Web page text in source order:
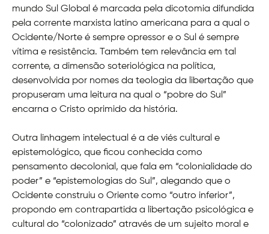
mundo Sul Global é marcada pela dicotomia difundida
pela corrente marxista latino americana para a qual o
Ocidente/Norte é sempre opressor e o Sul é sempre
vítima e resistência. Também tem relevância em tal
corrente, a dimensão soteriológica na política,
desenvolvida por nomes da teologia da libertação que
propuseram uma leitura na qual o “pobre do Sul”
encarna o Cristo oprimido da história.
Outra linhagem intelectual é a de viés cultural e
epistemológico, que ficou conhecida como
pensamento decolonial, que fala em “colonialidade do
poder” e “epistemologias do Sul”, alegando que o
Ocidente construiu o Oriente como “outro inferior”,
propondo em contrapartida a libertação psicológica e
cultural do “colonizado” através de um sujeito moral e